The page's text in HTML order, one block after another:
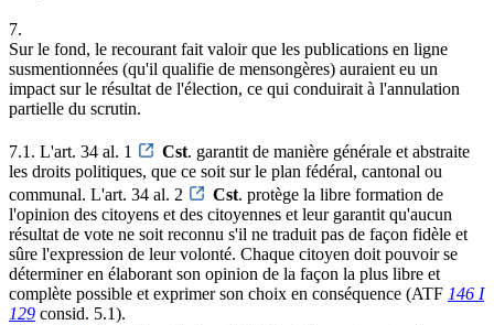
7.
Sur le fond, le recourant fait valoir que les publications en ligne
susmentionnées (qu'il qualifie de mensongères) auraient eu un
impact sur le résultat de l'élection, ce qui conduirait à l'annulation
partielle du scrutin.
7.1. L'art. 34 al. 1 Cst. garantit de manière générale et abstraite
les droits politiques, que ce soit sur le plan fédéral, cantonal ou
communal. L'art. 34 al. 2
Cst. protège la libre formation de
l'opinion des citoyens et des citoyennes et leur garantit qu'aucun
résultat de vote ne soit reconnu s'il ne traduit pas de façon fidèle et
sûre l'expression de leur volonté. Chaque citoyen doit pouvoir se
déterminer en élaborant son opinion de la façon la plus libre et
complète possible et exprimer son choix en conséquence (ATF 146 I
129 consid. 5.1).